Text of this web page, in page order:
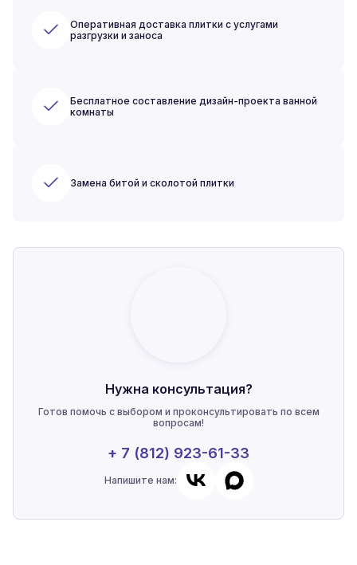
Оперативная доставка плитки с услугами
разгрузки и заноса
Бесплатное составление дизайн-проекта ванной
комнаты
Замена битой и сколотой плитки
Нужна консультация?
Готов помочь с выбором и проконсультировать по всем
вопросам!
+ 7 (812) 923-61-33
Напишите нам: